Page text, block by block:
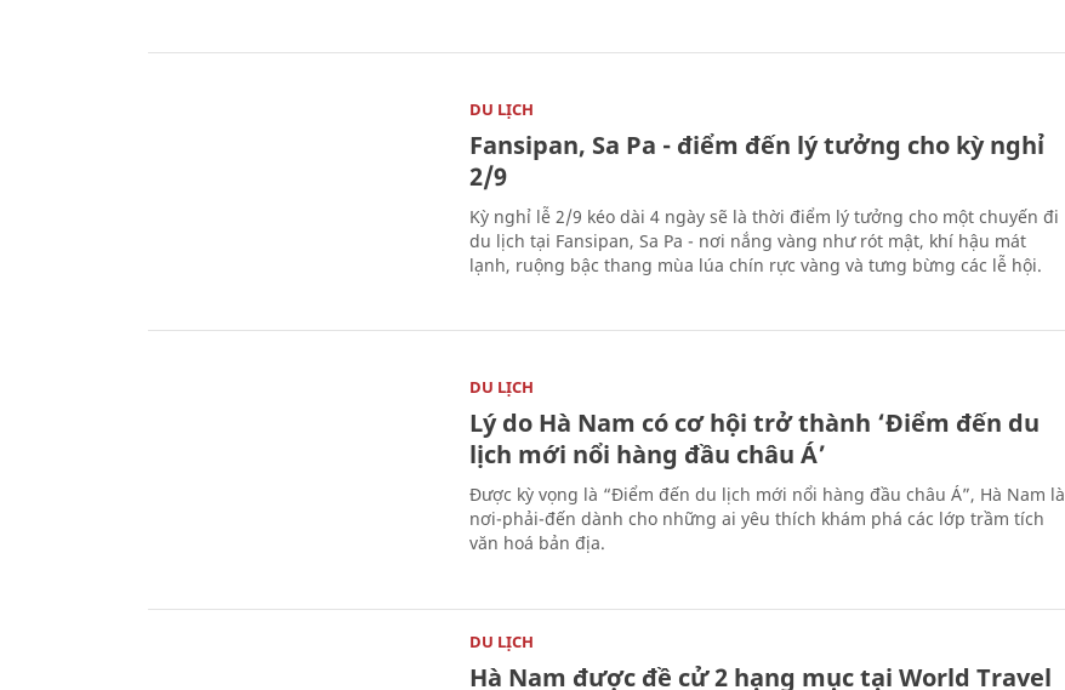
DU LỊCH
Fansipan, Sa Pa - điểm đến lý tưởng cho kỳ nghỉ
2/9
Kỳ nghỉ lễ 2/9 kéo dài 4 ngày sẽ là thời điểm lý tưởng cho một chuyến đi
du lịch tại Fansipan, Sa Pa - nơi nắng vàng như rót mật, khí hậu mát
lạnh, ruộng bậc thang mùa lúa chín rực vàng và tưng bừng các lễ hội.
DU LỊCH
Lý do Hà Nam có cơ hội trở thành ‘Điểm đến du
lịch mới nổi hàng đầu châu Á’
Được kỳ vọng là “Điểm đến du lịch mới nổi hàng đầu châu Á”, Hà Nam là
nơi-phải-đến dành cho những ai yêu thích khám phá các lớp trầm tích
văn hoá bản địa.
DU LỊCH
Hà Nam được đề cử 2 hạng mục tại World Travel